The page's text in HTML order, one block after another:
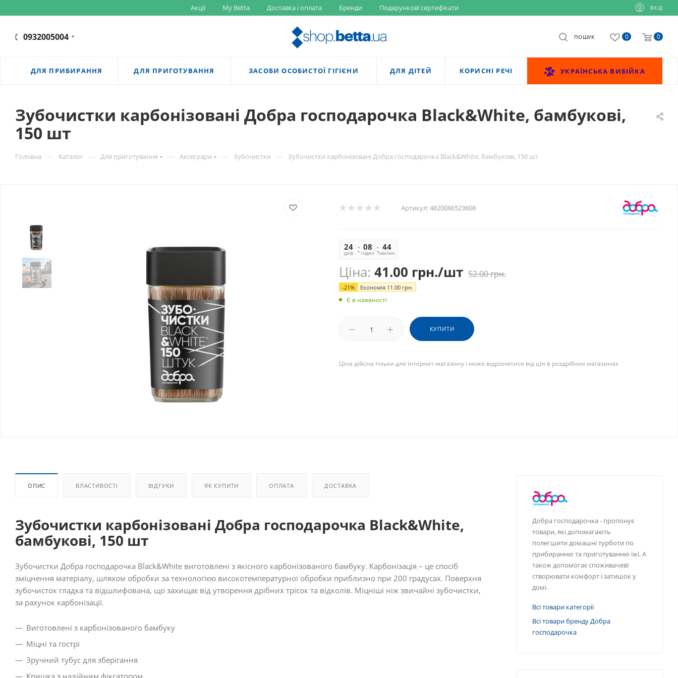
Акції My Betta Доставка і оплата Бренди Подарункові сертифікати ВХІД
0932005004 0 0
ПОШУК
ДЛЯ ПРИБИРАННЯ ДЛЯ ПРИГОТУВАННЯ ЗАСОБИ ОСОБИСТОЇ ГІГІЄНИ ДЛЯ ДІТЕЙ КОРИСНІ РЕЧІ УКРАЇНСЬКА ВИБІЙКА
Зубочистки карбонізовані Добра господарочка Black&White, бамбукові,
150 шт
Головна — Каталог — Для приготування — Аксесуари — Зубочистки — Зубочистки карбонізовані Добра господарочка Black&White, бамбукові, 150 шт
Артикул:4820086523608
24
днів
08
годин
44
хвилин
Ціна: 41.00 грн./шт 52.00грн.
-21% Економія 11.00 грн.
Є в наявності
КУПИТИ
Ціна дійсна тільки для інтернет-магазину і може відрізнятися від цін в роздрібних магазинах
ОПИС ВЛАСТИВОСТІ ВІДГУКИ ЯК КУПИТИ ОПЛАТА ДОСТАВКА
Зубочистки карбонізовані Добра господарочка Black&White,
бамбукові, 150 шт
Зубочистки Добра господарочка Black&White виготовлені з якісного карбонізованого бамбуку. Карбонізація – це спосіб
зміцнення матеріалу, шляхом обробки за технологією високотемпературної обробки приблизно при 200 градусах. Поверхня
зубочисток гладка та відшлифована, що захищає від утворення дрібних трісок та відколів. Міцніші ніж звичайні зубочистки,
за рахунок карбонізації.
Виготовлені з карбонізованого бамбуку
Міцні та гострі
Зручний тубус для зберігання
Кришка з надійним фіксатором
Добра господарочка - пропонує
товари, які допомагають
полегшити домашні турботи по
прибиранню та приготуванню їжі. А
також допомогає споживачеві
створювати комфорт і затишок у
домі.
Всі товари категорії
Всі товари бренду Добра
господарочка